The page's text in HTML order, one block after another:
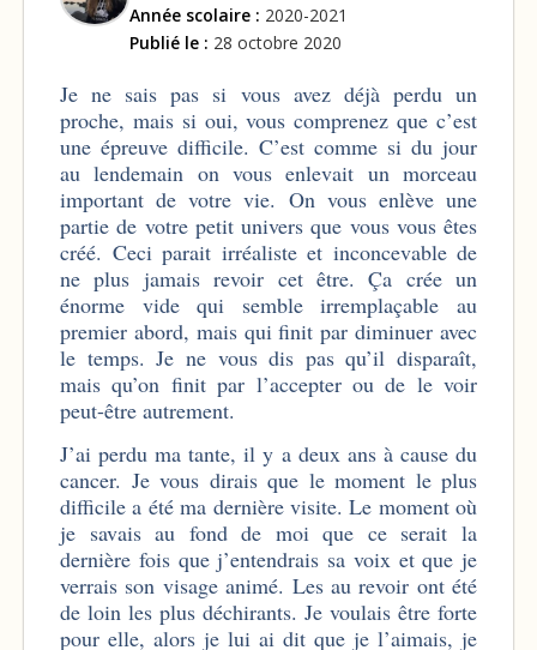
Année scolaire : 2020-2021
Publié le : 28 octobre 2020
Je ne sais pas si vous avez déjà perdu un
proche, mais si oui, vous comprenez que c’est
une épreuve difficile. C’est comme si du jour
au lendemain on vous enlevait un morceau
important de votre vie. On vous enlève une
partie de votre petit univers que vous vous êtes
créé. Ceci parait irréaliste et inconcevable de
ne plus jamais revoir cet être. Ça crée un
énorme vide qui semble irremplaçable au
premier abord, mais qui finit par diminuer avec
le temps. Je ne vous dis pas qu’il disparaît,
mais qu’on finit par l’accepter ou de le voir
peut-être autrement.
J’ai perdu ma tante, il y a deux ans à cause du
cancer. Je vous dirais que le moment le plus
difficile a été ma dernière visite. Le moment où
je savais au fond de moi que ce serait la
dernière fois que j’entendrais sa voix et que je
verrais son visage animé. Les au revoir ont été
de loin les plus déchirants. Je voulais être forte
pour elle, alors je lui ai dit que je l’aimais, je